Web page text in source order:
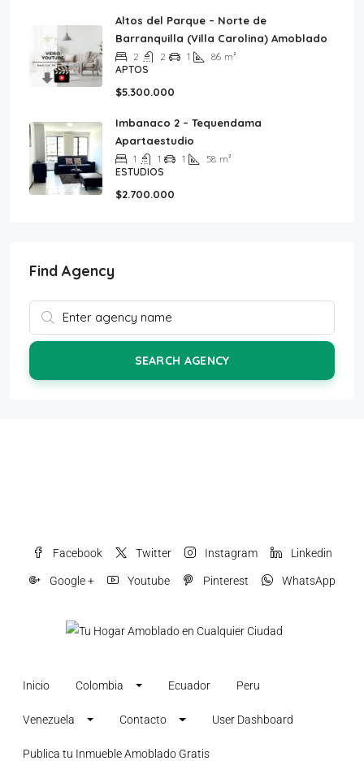
Altos del Parque – Norte de
Barranquilla (Villa Carolina) Amoblado
2 2 1 86 m²
APTOS
$5.300.000
Imbanaco 2 – Tequendama
Apartaestudio
1 1 1 58 m²
ESTUDIOS
$2.700.000
Find Agency
SEARCH AGENCY
Facebook Twitter Instagram Linkedin
Google + Youtube Pinterest WhatsApp
Inicio Colombia Ecuador Peru
Venezuela Contacto User Dashboard
Publica tu Inmueble Amoblado Gratis